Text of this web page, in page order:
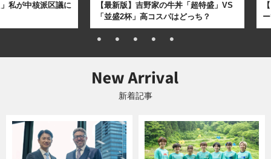
私が中核派区議に
【最新版】吉野家の牛丼「超特盛」VS
「並盛2杯」高コスパはどっち？
新着記事